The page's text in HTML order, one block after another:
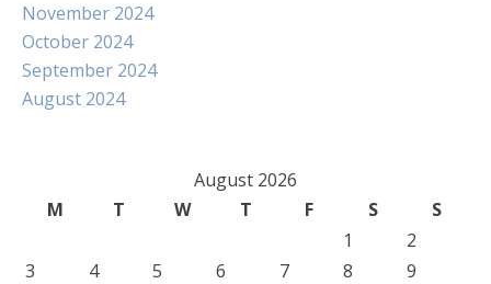
November 2024
October 2024
September 2024
August 2024
August 2026
M
T W T F S
S
1
2
3
4 5 6 7 8
9